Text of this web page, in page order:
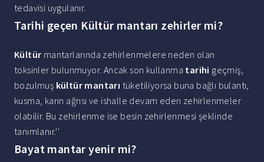
tedavisi uygulanır.
Tarihi geçen Kültür mantarı zehirler mi?
Kültür mantarlarında zehirlenmelere neden olan
toksinler bulunmuyor. Ancak son kullanma tarihi geçmiş,
bozulmuş kültür mantarı tüketiliyorsa buna bağlı bulantı,
kusma, karın ağrısı ve ishalle devam eden zehirlenmeler
olabilir. Bu zehirlenme ise besin zehirlenmesi şeklinde
tanımlanır.''
Bayat mantar yenir mi?